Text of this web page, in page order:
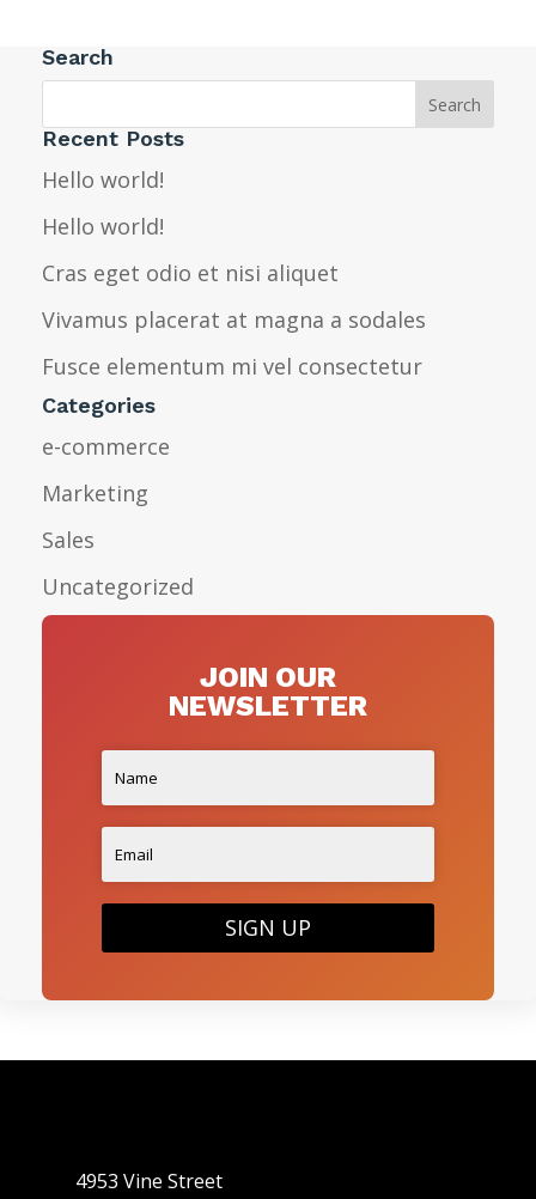
Search
Recent Posts
Hello world!
Hello world!
Cras eget odio et nisi aliquet
Vivamus placerat at magna a sodales
Fusce elementum mi vel consectetur
Categories
e-commerce
Marketing
Sales
Uncategorized
JOIN OUR
NEWSLETTER
SIGN UP
4953 Vine Street